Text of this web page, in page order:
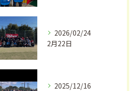
2026/02/24
2月22日
2025/12/16